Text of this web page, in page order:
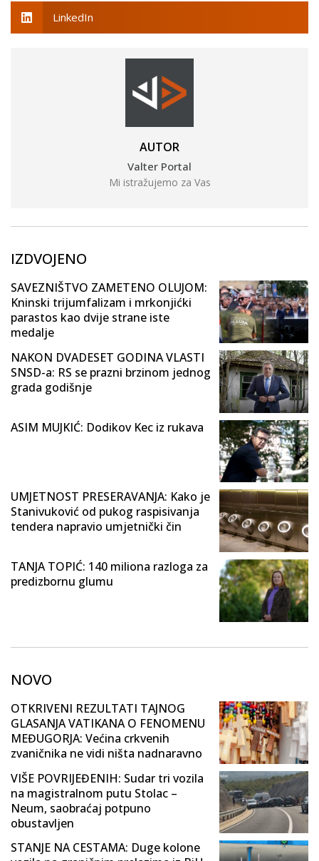
LinkedIn
AUTOR
Valter Portal
Mi istražujemo za Vas
IZDVOJENO
SAVEZNIŠTVO ZAMETENO OLUJOM:
Kninski trijumfalizam i mrkonjićki
parastos kao dvije strane iste
medalje
NAKON DVADESET GODINA VLASTI
SNSD-a: RS se prazni brzinom jednog
grada godišnje
ASIM MUJKIĆ: Dodikov Kec iz rukava
UMJETNOST PRESERAVANJA: Kako je
Stanivuković od pukog raspisivanja
tendera napravio umjetnički čin
TANJA TOPIĆ: 140 miliona razloga za
predizbornu glumu
NOVO
OTKRIVENI REZULTATI TAJNOG
GLASANJA VATIKANA O FENOMENU
MEĐUGORJA: Većina crkvenih
zvaničnika ne vidi ništa nadnaravno
VIŠE POVRIJEĐENIH: Sudar tri vozila
na magistralnom putu Stolac –
Neum, saobraćaj potpuno
obustavljen
STANJE NA CESTAMA: Duge kolone